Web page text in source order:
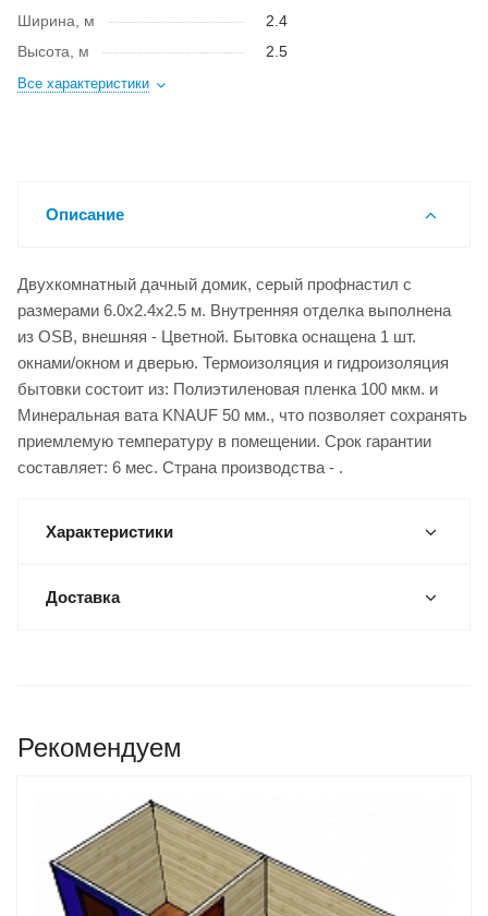
Ширина, м
2.4
Высота, м
2.5
Все характеристики
Описание
Двухкомнатный дачный домик, серый профнастил с
размерами 6.0x2.4x2.5 м. Внутренняя отделка выполнена
из OSB, внешняя - Цветной. Бытовка оснащена 1 шт.
окнами/окном и дверью. Термоизоляция и гидроизоляция
бытовки состоит из: Полиэтиленовая пленка 100 мкм. и
Минеральная вата KNAUF 50 мм., что позволяет сохранять
приемлемую температуру в помещении. Срок гарантии
составляет: 6 мес. Страна производства - .
Характеристики
Доставка
Рекомендуем